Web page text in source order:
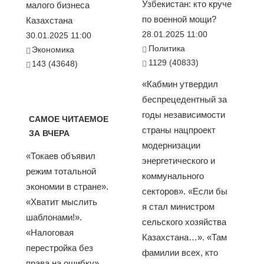
малого бизнеса
Казахстана
30.01.2025 11:00
Экономика
143 (43648)
САМОЕ ЧИТАЕМОЕ
ЗА ВЧЕРА
«Токаев объявил
режим тотальной
экономии в стране».
«Хватит мыслить
шаблонами!».
«Налоговая
перестройка без
Узбекистан: кто круче
по военной мощи?
28.01.2025 11:00
Политика
1129 (40833)
«Кабмин утвердил
беспрецедентный за
годы независимости
страны нацпроект
модернизации
энергетического и
коммунального
секторов». «Если бы
я стал министром
сельского хозяйства
Казахстана…». «Там
фамилии всех, кто